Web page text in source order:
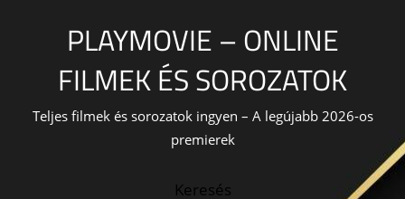
PLAYMOVIE – ONLINE
FILMEK ÉS SOROZATOK
Teljes filmek és sorozatok ingyen – A legújabb 2026-os
premierek
Keresés